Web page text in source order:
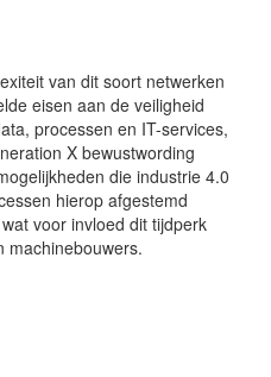
van dit soort netwerken
eisen aan de veiligheid
processen en IT-services,
X bewustwording
die industrie 4.0
hierop afgestemd
voor invloed dit tijdperk
machinebouwers.